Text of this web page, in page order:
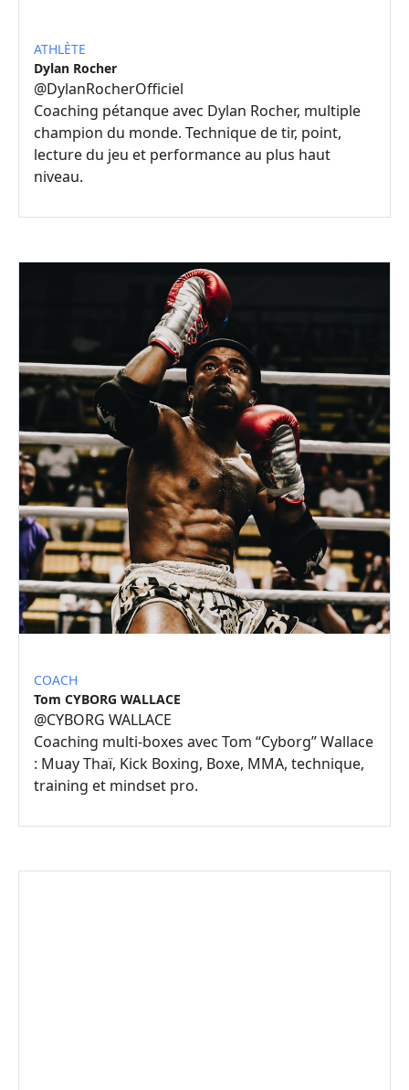
ATHLÈTE
Dylan Rocher
@DylanRocherOfficiel
Coaching pétanque avec Dylan Rocher, multiple
champion du monde. Technique de tir, point,
lecture du jeu et performance au plus haut
niveau.
COACH
Tom CYBORG WALLACE
@CYBORG WALLACE
Coaching multi-boxes avec Tom “Cyborg” Wallace
: Muay Thaï, Kick Boxing, Boxe, MMA, technique,
training et mindset pro.